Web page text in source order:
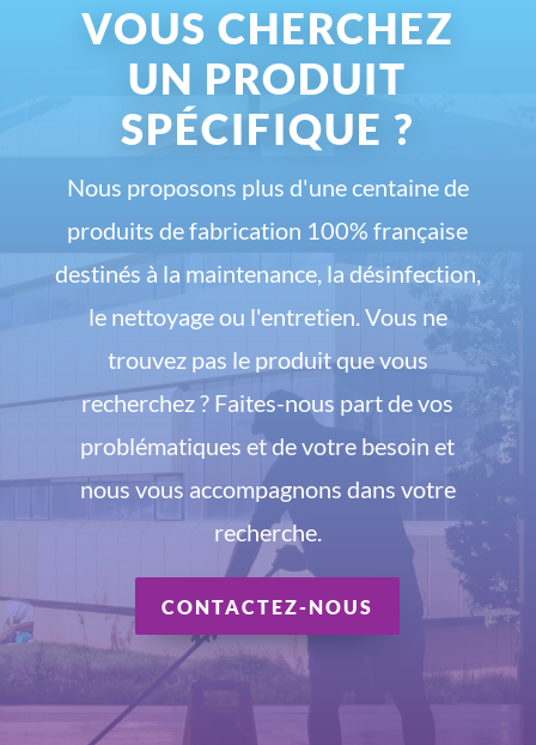
VOUS CHERCHEZ
UN PRODUIT
SPÉCIFIQUE ?
Nous proposons plus d'une centaine de
produits de fabrication 100% française
destinés à la maintenance, la désinfection,
le nettoyage ou l'entretien. Vous ne
trouvez pas le produit que vous
recherchez ? Faites-nous part de vos
problématiques et de votre besoin et
nous vous accompagnons dans votre
recherche.
CONTACTEZ-NOUS